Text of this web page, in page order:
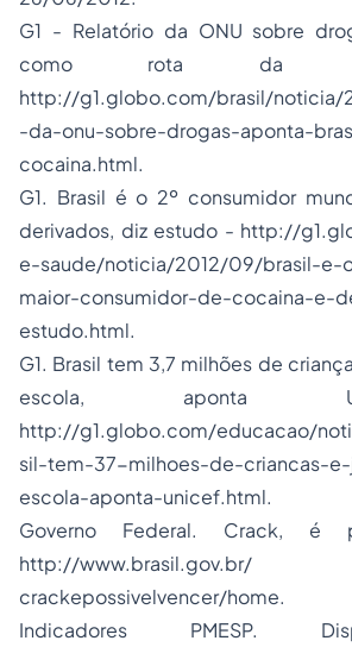
G1 - Relatório da ONU sobre
como rota da
http://g1.globo.com/brasil/noticia/
-da-onu-sobre-drogas-aponta-
cocaina.html.
G1. Brasil é o 2º consumidor
derivados, diz estudo - http://
e-saude/noticia/2012/09/brasil-e-
maior-consumidor-de-cocaina-e-
estudo.html.
G1. Brasil tem 3,7 milhões de
escola, aponta
http://g1.globo.com/educacao/
sil-tem-37-milhoes-de-criancas-
escola-aponta-unicef.html.
Governo Federal. Crack, é
http://www.brasil.gov.br/
crackepossivelvencer/home.
Indicadores PMESP.